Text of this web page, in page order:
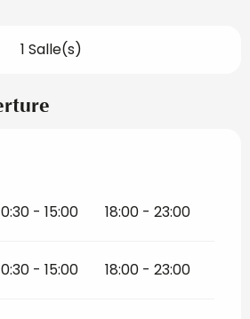
1 Salle(s)
- 15:00 18:00 - 23:00
- 15:00 18:00 - 23:00